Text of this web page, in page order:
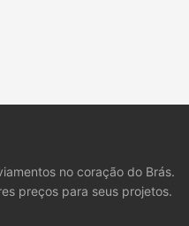
no coração do Brás.
preços para seus projetos.